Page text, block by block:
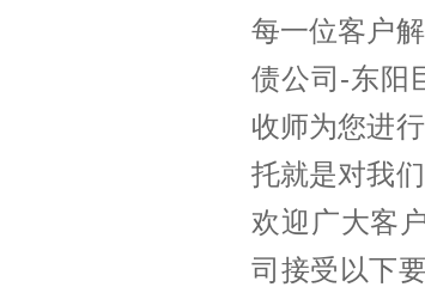
每一位客户
债公司-东阳
收师为您进
托就是对我
欢迎广大客
司接受以下